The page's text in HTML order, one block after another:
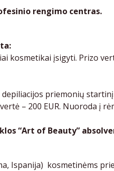
rengimo centras.
kosmetikai įsigyti. Prizo
depiliacijos priemonių
– 200 EUR. Nuoroda į
“Art of Beauty”
Ispanija) kosmetinėms